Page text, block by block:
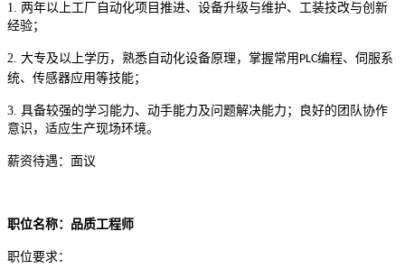
1. 两年以上工厂自动化项目推进、设备升级与维护、工装技改与创新
经验；
2. 大专及以上学历，熟悉自动化设备原理，掌握常用 PLC编程、伺服系
统、传感器应用等技能；
3. 具备较强的学习能力、动手能力及问题解决能力；良好的团队协作
意识，适应生产现场环境。
薪资待遇：面议
职位名称：品质工程师
职位要求：